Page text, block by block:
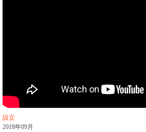
設立
2018年09月